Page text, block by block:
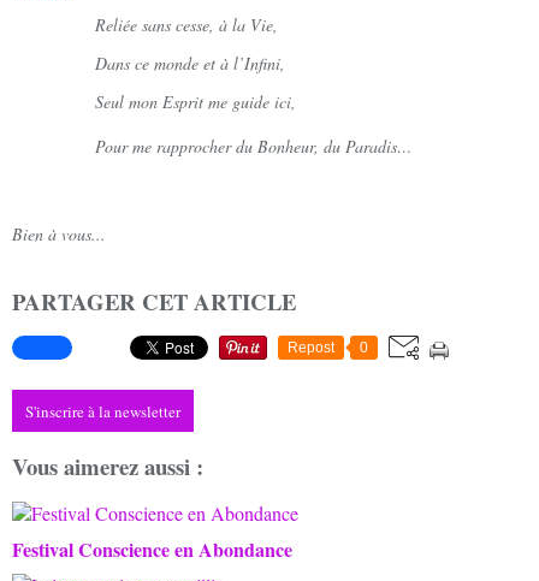
Reliée sans cesse, à la Vie,
Dans ce monde et à l’Infini,
Seul mon Esprit me guide ici,
Pour me rapprocher du Bonheur, du Paradis…
Bien à vous...
PARTAGER CET ARTICLE
Repost 0
S'inscrire à la newsletter
Vous aimerez aussi :
Festival Conscience en Abondance